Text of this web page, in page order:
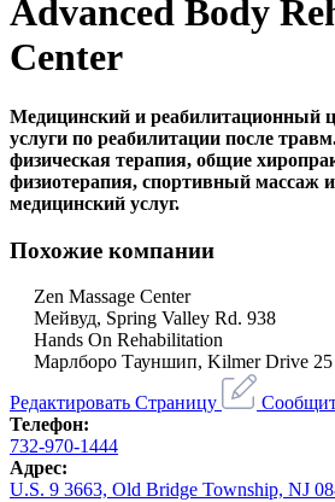
Advanced Body
Center
Медицинский и реабилитационный
услуги по реабилитации после
физическая терапия, общие
физиотерапия, спортивный массаж
медицинский услуг.
Похожие компании
Zen Massage Center
Мейвуд, Spring Valley Rd. 938
Hands On Rehabilitation
Марлборо Тауншип, Kilmer Drive 25
Редактировать Страницу
Телефон:
732-970-1444
Адрес:
U.S. 9 3663, Old Bridge Township, NJ